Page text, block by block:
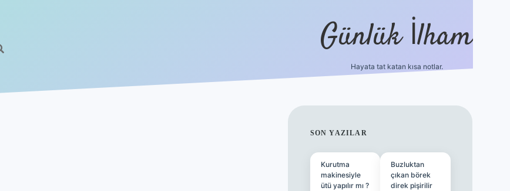
Günlük İlham
Hayata tat katan kısa notlar.
SIDEBAR
SON YAZILAR
Kurutma
makinesiyle
ütü yapılır mı ?
Buzluktan
çıkan börek
direk pişirilir
betci giriş